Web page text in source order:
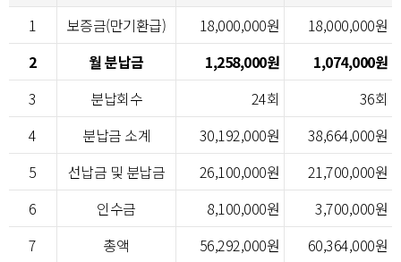
1 보증금(만기환급) 18,000,000원
18,000,000원
2
월 분납금 1,258,000원
1,074,000원
3
분납회수 24회
36회
4
분납금 소계 30,192,000원
38,664,000원
5
선납금 및 분납금 26,100,000원
21,700,000원
6
인수금 8,100,000원
3,700,000원
7
총액 56,292,000원
60,364,000원